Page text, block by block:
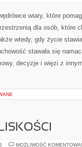
wiary, które
dla osób, które
wtedy, gdy życie
stawała się
decyzje i więzi z
MOŻLIWOŚĆ